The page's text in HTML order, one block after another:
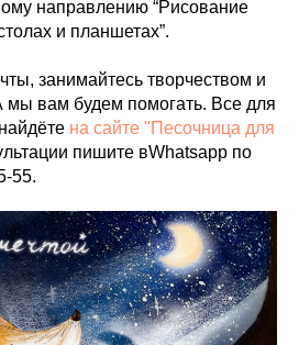
направлению “Рисование
и планшетах”.
занимайтесь творчеством и
мы вам будем помогать. Все для
на сайте "Песочница для
пишите вWhatsapp по
55.